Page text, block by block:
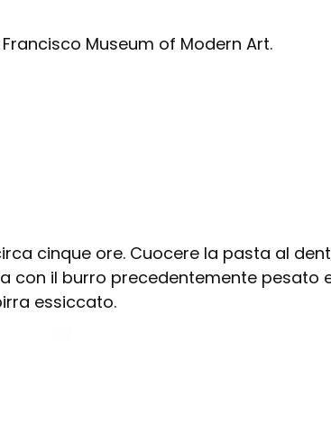
Museum of Modern Art.
cinque ore. Cuocere la pasta al
con il burro precedentemente pesato
essiccato.